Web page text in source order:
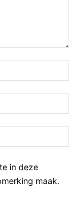
in deze
maak.